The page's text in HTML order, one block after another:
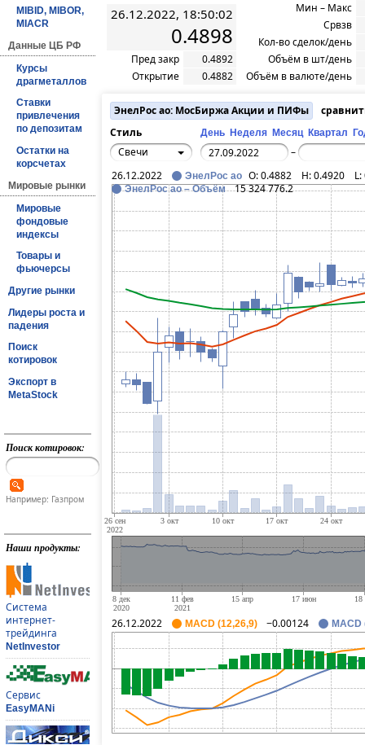
MIBID, MIBOR,
MIACR
Данные ЦБ РФ
Курсы
драгметаллов
Ставки
привлечения
по депозитам
Остатки на
корсчетах
Мировые рынки
Мировые
фондовые
индексы
Товары и
фьючерсы
Другие рынки
Лидеры роста и
падения
Поиск
котировок
Экспорт в
MetaStock
Поиск котировок:
Например: Газпром
Наши продукты:
Система
интернет-
трейдинга
NetInvestor
Сервис
EasyMANi
26.12.2022, 18:50:02
0.4898
Пред закр
0.4892
Открытие
0.4882
Мин – Макс
Срвзв
Кол-во сделок/день
Объём в шт/день
Объём в валюте/день
ЭнелРос ао: МосБиржа Акции и ПИФы
Стиль
День Неделя Месяц Квартал
Свечи
–
26.12.2022
ЭнелРос ао O:0.4882 H:0.4920 L:
ЭнелРос ао – Объём 15 324 776.2
26.12.2022 MACD (12,26,9) −0.00124 MACD